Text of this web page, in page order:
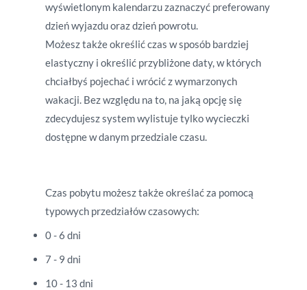
wyświetlonym kalendarzu zaznaczyć preferowany
dzień wyjazdu oraz dzień powrotu.
Możesz także określić czas w sposób bardziej
elastyczny i określić przybliżone daty, w których
chciałbyś pojechać i wrócić z wymarzonych
wakacji. Bez względu na to, na jaką opcję się
zdecydujesz system wylistuje tylko wycieczki
dostępne w danym przedziale czasu.
Czas pobytu możesz także określać za pomocą
typowych przedziałów czasowych:
0 - 6 dni
7 - 9 dni
10 - 13 dni